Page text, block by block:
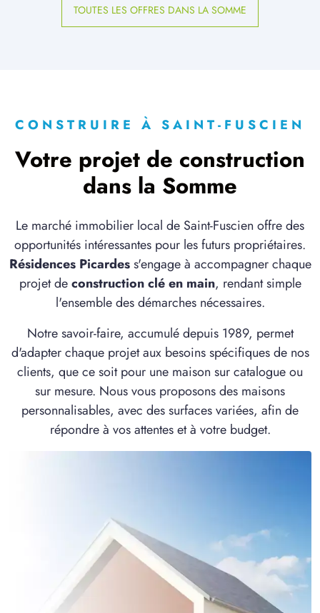
àFlers-sur-Noye (80160)
5 OFFRES MAISON ET TERRAIN
àFouilloy(80800)
1 OFFRE MAISON ET TERRAIN
àLongueau(80330)
4 OFFRES MAISON ET TERRAIN
à Moreuil(80110)
Plachy-Buyon(80160)
1 OFFRE MAISON ET TERRAIN
àPont-Noyelles(80115)
3 OFFRES MAISON ET TERRAIN
Pont-de-Metz (80480)
1 OFFRE MAISON ET TERRAIN
1 OFFRE MAISON ET TERRAIN
Sains-en-Amiénois(80680)
1 OFFRE MAISON ET TERRAIN
Saint-Sauflieu
TOUTES LES OFFRES DANS LA SOMME
CONSTRUIRE À SAINT-FUSCIEN
Votre projet de construction
dans la Somme
Le marché immobilier local de Saint-Fuscien offre des
opportunités intéressantes pour les futurs propriétaires.
Résidences Picardess'engage à accompagner chaque
projet deconstruction clé en main, rendant simple
l'ensemble des démarches nécessaires.
Notre savoir-faire, accumulé depuis 1989, permet
d'adapter chaque projet aux besoins spécifiques de nos
clients, que ce soit pour une maison sur catalogue ou
sur mesure. Nous vous proposons des maisons
personnalisables, avec des surfaces variées, afin de
répondre à vos attentes et à votre budget.